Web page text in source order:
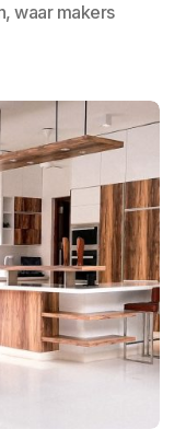
waar makers